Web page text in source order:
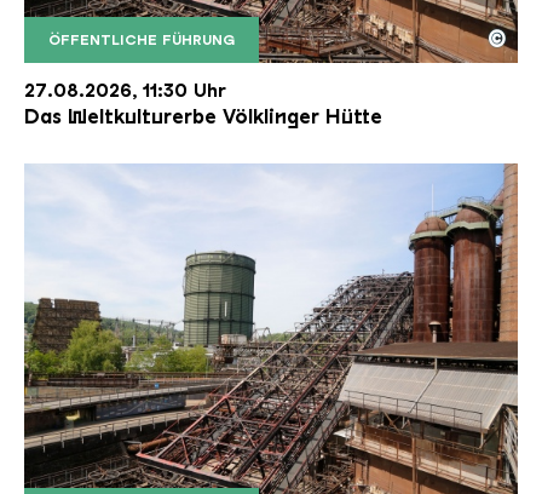
ÖFFENTLICHE FÜHRUNG
Der Erzschrägaufzug der Völklinger Hütte mit
Copyright: Weltkulturerbe Völklinger Hütte | Karl
©
27.08.2026, 11:30 Uhr
Das Weltkulturerbe Völklinger Hütte